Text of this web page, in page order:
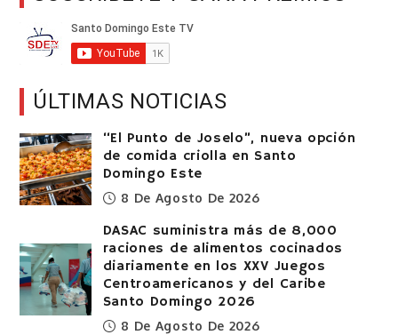
ÚLTIMAS NOTICIAS
“El Punto de Joselo”, nueva opción
de comida criolla en Santo
Domingo Este
8 De Agosto De 2026
DASAC suministra más de 8,000
raciones de alimentos cocinados
diariamente en los XXV Juegos
Centroamericanos y del Caribe
Santo Domingo 2026
8 De Agosto De 2026